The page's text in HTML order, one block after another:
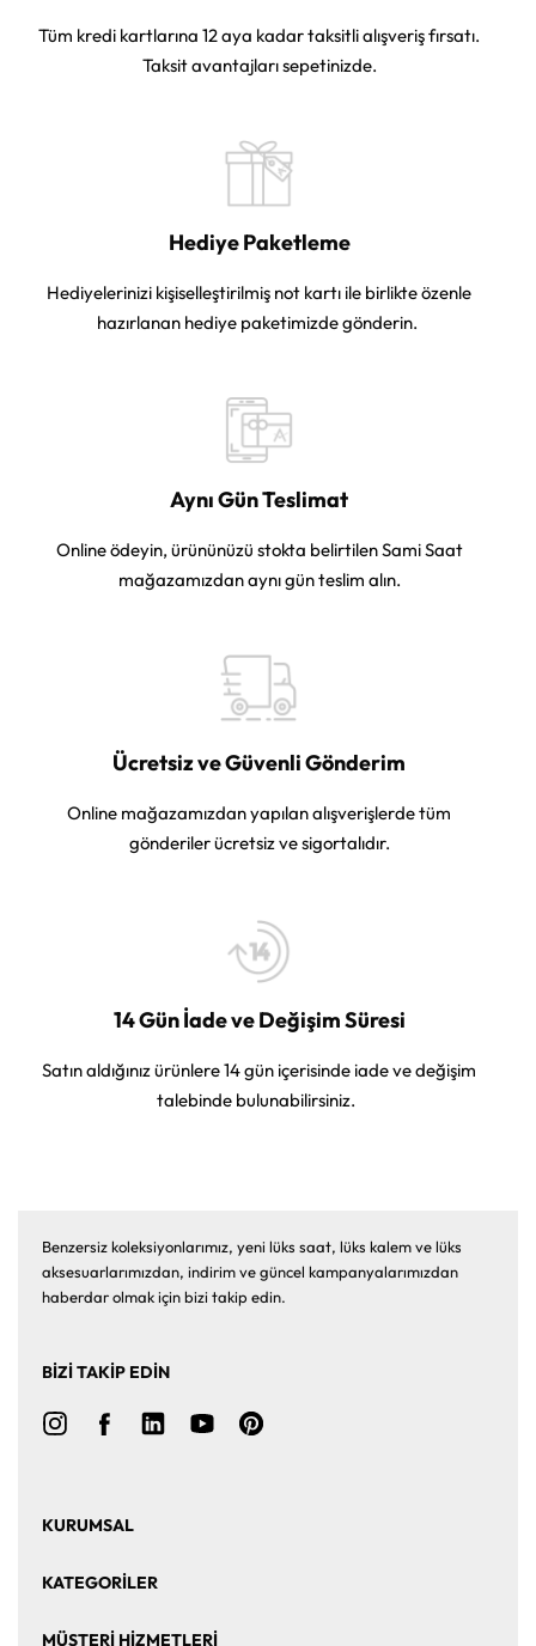
Tüm kredi kartlarına 12 aya kadar taksitli alışveriş fırsatı.
Taksit avantajları sepetinizde.
Hediye Paketleme
Hediyelerinizi kişiselleştirilmiş not kartı ile birlikte özenle
hazırlanan hediye paketimizde gönderin.
Aynı Gün Teslimat
Online ödeyin, ürününüzü stokta belirtilen Sami Saat
mağazamızdan aynı gün teslim alın.
Ücretsiz ve Güvenli Gönderim
Online mağazamızdan yapılan alışverişlerde tüm
gönderiler ücretsiz ve sigortalıdır.
14 Gün İade ve Değişim Süresi
Satın aldığınız ürünlere 14 gün içerisinde iade ve değişim
talebinde bulunabilirsiniz.
Benzersiz koleksiyonlarımız, yeni lüks saat, lüks kalem ve lüks
aksesuarlarımızdan, indirim ve güncel kampanyalarımızdan
haberdar olmak için bizi takip edin.
BİZİ TAKİP EDİN
KURUMSAL
KATEGORİLER
MÜŞTERİ HİZMETLERİ